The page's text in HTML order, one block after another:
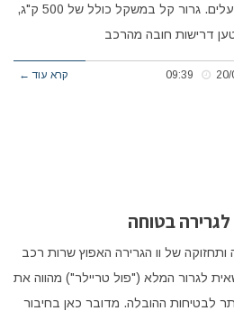
מאפייני ההתקנים והכוחות הפועלים. גרור קל במשקל כולל של 500 ק"ג,
דרישות חובה מהרכב
קרא עוד ←
לגרירה בטוחה
של וו הגרירה האפוץ שרות רכב
לגרור המלא ("פול טריילר") מהווה את
לבטיחות ההובלה. מדובר כאן בחיבור